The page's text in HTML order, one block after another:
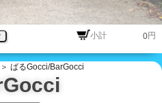
円
＞ ばるGocci/BarGocci